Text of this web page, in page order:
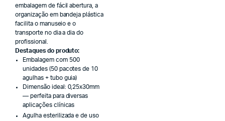
embalagem de fácil abertura, a
organização em bandeja plástica
facilita o manuseio e o
transporte no dia a dia do
profissional.
Destaques do produto:
Embalagem com 500
unidades (50 pacotes de 10
agulhas + tubo guia)
Dimensão ideal: 0,25x30mm
— perfeita para diversas
aplicações clínicas
Agulha esterilizada e de uso